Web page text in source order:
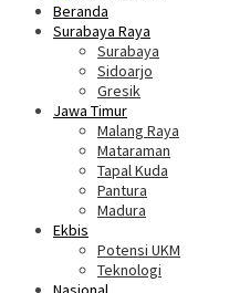
Beranda
Surabaya Raya
Surabaya
Sidoarjo
Gresik
Jawa Timur
Malang Raya
Mataraman
Tapal Kuda
Pantura
Madura
Ekbis
Potensi UKM
Teknologi